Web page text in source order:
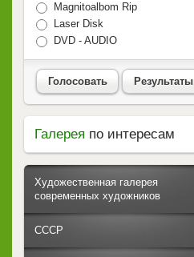
Magnitoalbom Rip
Laser Disk
DVD - AUDIO
Голосовать Результаты
Галерея по интересам
Художественная галерея
современных художников
СССР